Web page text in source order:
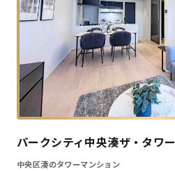
パークシティ中央湊ザ・タワー
中央区湊のタワーマンション